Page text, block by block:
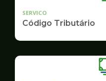
SERVICO
Código Tributário